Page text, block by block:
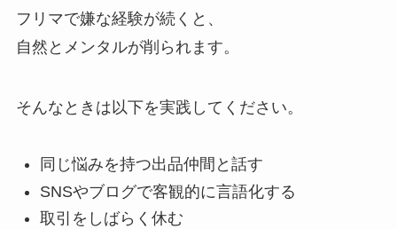
フリマで嫌な経験が続くと、
自然とメンタルが削られます。
そんなときは以下を実践してください。
同じ悩みを持つ出品仲間と話す
SNSやブログで客観的に言語化する
取引をしばらく休む